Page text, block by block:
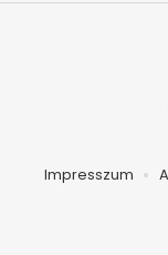
Impresszum